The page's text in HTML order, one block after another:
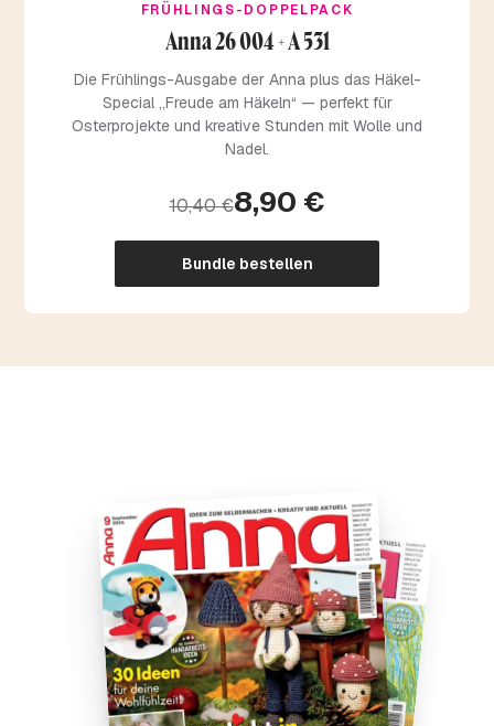
FRÜHLINGS-DOPPELPACK
Anna 26 004 + A 531
Die Frühlings-Ausgabe der Anna plus das Häkel-
Special „Freude am Häkeln“ — perfekt für
Osterprojekte und kreative Stunden mit Wolle und
Nadel.
10,40 €8,90 €
Bundle bestellen